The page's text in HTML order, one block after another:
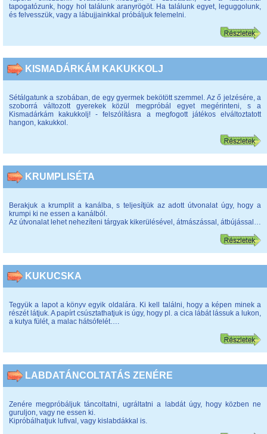
tapogatózunk, hogy hol találunk aranyrögöt. Ha találunk egyet, leguggolunk,
és felvesszük, vagy a lábujjainkkal próbáljuk felemelni.
KISMADÁRKÁM KAKUKKOLJ
Sétálgatunk a szobában, de egy gyermek bekötött szemmel. Az ő jelzésére, a
szoborrá változott gyerekek közül megpróbál egyet megérinteni, s a
Kismadárkám kakukkolj! - felszólításra a megfogott játékos elváltoztatott
hangon, kakukkol.
KRUMPLISÉTA
Berakjuk a krumplit a kanálba, s teljesítjük az adott útvonalat úgy, hogy a
krumpi ki ne essen a kanálból.
Az útvonalat lehet nehezíteni tárgyak kikerülésével, átmászással, átbújással…
KUKUCSKA
Tegyük a lapot a könyv egyik oldalára. Ki kell találni, hogy a képen minek a
részét látjuk. A papírt csúsztathatjuk is úgy, hogy pl. a cica lábát lássuk a lukon,
a kutya fülét, a malac hátsófelét….
LABDATÁNCOLTATÁS ZENÉRE
Zenére megpróbáljuk táncoltatni, ugráltatni a labdát úgy, hogy közben ne
guruljon, vagy ne essen ki.
Kipróbálhatjuk lufival, vagy kislabdákkal is.